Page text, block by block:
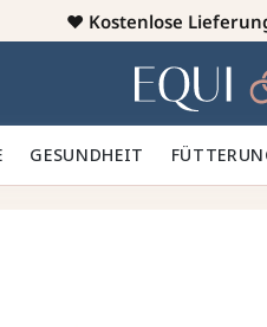
♥️ Kostenlose
🪮 GESUNDHEIT ✨